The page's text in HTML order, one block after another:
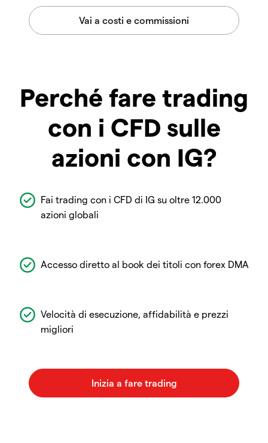
Perché fare trading
con i CFD sulle
azioni con IG?
Fai trading con i CFD di IG su oltre 12.000
azioni globali
Accesso diretto al book dei titoli con forex DMA
Velocità di esecuzione, affidabilità e prezzi
migliori